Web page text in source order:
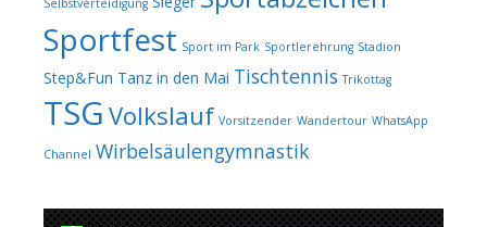
Selbstverteidigung
Sportfest Sport im Park Sportlerehrung Stadion
Step&Fun Tanz in den Mai Tischtennis Trikottag
TSG Volkslauf Vorsitzender Wandertour WhatsApp
Channel Wirbelsäulengymnastik